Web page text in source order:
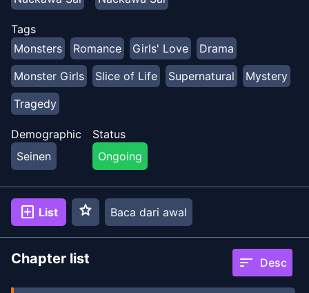
sebenarnya adalah putri duyung yang telah lama
mencari Hinako.
Tags
Monsters
Romance Girls' Love
Drama
Monster Girls
Slice of Life Supernatural
Mystery
Tragedy
Demographic
Seinen
Status
Ongoing
add_box List star Baca dari awal
Chapter list sort Desc